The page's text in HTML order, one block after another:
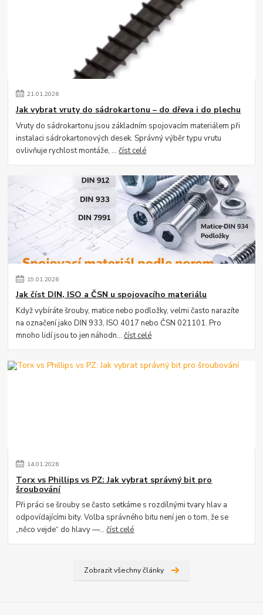
21.01.2026
Jak vybrat vruty do sádrokartonu – do dřeva i do plechu
Vruty do sádrokartonu jsou základním spojovacím materiálem při
instalaci sádrokartonových desek. Správný výběr typu vrutu
ovlivňuje rychlost montáže, ...číst celé
19.01.2026
Jak číst DIN, ISO a ČSN u spojovacího materiálu
Když vybíráte šrouby, matice nebo podložky, velmi často narazíte
na označení jako DIN 933, ISO 4017 nebo ČSN 021101. Pro
mnoho lidí jsou to jen náhodn...číst celé
14.01.2026
Torx vs Phillips vs PZ: Jak vybrat správný bit pro
šroubování
Při práci se šrouby se často setkáme s rozdílnými tvary hlav a
odpovídajícími bity. Volba správného bitu není jen o tom, že se
„něco vejde“ do hlavy —...číst celé
Zobrazit všechny články